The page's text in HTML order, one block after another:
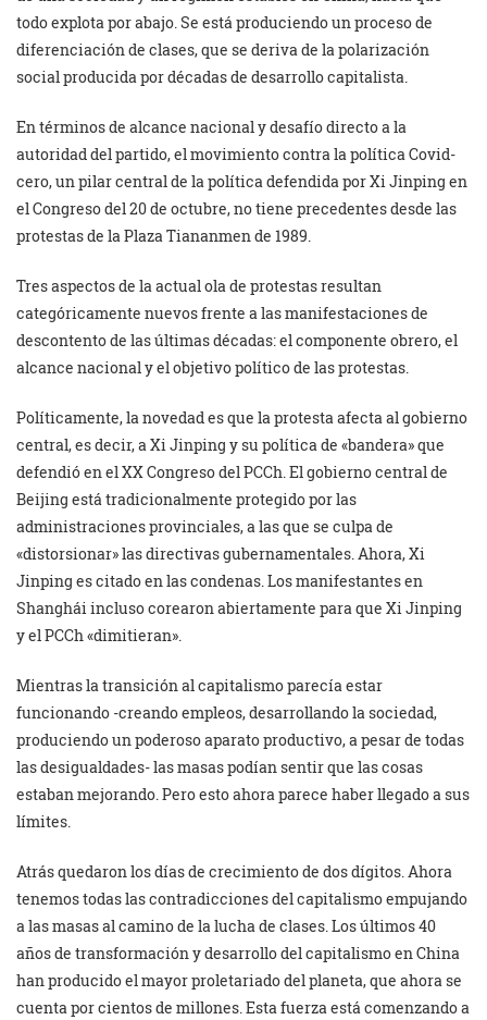
todo explota por abajo. Se está produciendo un proceso de
diferenciación de clases, que se deriva de la polarización
social producida por décadas de desarrollo capitalista.
En términos de alcance nacional y desafío directo a la
autoridad del partido, el movimiento contra la política Covid-
cero, un pilar central de la política defendida por Xi Jinping en
el Congreso del 20 de octubre, no tiene precedentes desde las
protestas de la Plaza Tiananmen de 1989.
Tres aspectos de la actual ola de protestas resultan
categóricamente nuevos frente a las manifestaciones de
descontento de las últimas décadas: el componente obrero, el
alcance nacional y el objetivo político de las protestas.
Políticamente, la novedad es que la protesta afecta al gobierno
central, es decir, a Xi Jinping y su política de «bandera» que
defendió en el XX Congreso del PCCh. El gobierno central de
Beijing está tradicionalmente protegido por las
administraciones provinciales, a las que se culpa de
«distorsionar» las directivas gubernamentales. Ahora, Xi
Jinping es citado en las condenas. Los manifestantes en
Shanghái incluso corearon abiertamente para que Xi Jinping
y el PCCh «dimitieran».
Mientras la transición al capitalismo parecía estar
funcionando -creando empleos, desarrollando la sociedad,
produciendo un poderoso aparato productivo, a pesar de todas
las desigualdades- las masas podían sentir que las cosas
estaban mejorando. Pero esto ahora parece haber llegado a sus
límites.
Atrás quedaron los días de crecimiento de dos dígitos. Ahora
tenemos todas las contradicciones del capitalismo empujando
a las masas al camino de la lucha de clases. Los últimos 40
años de transformación y desarrollo del capitalismo en China
han producido el mayor proletariado del planeta, que ahora se
cuenta por cientos de millones. Esta fuerza está comenzando a